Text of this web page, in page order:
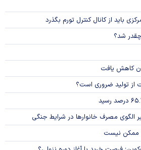
باید از کانال کنترل تورم بگذرد
کاهش یافت
از تولید ضروری است؟
الگوی مصرف خانوار‌ها در شرایط جنگی
ممکن نیست